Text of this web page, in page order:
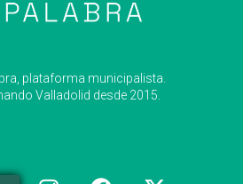
plataforma municipalista.
Valladolid desde 2015.